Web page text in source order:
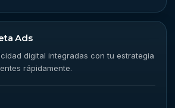
Ads
digital integradas con tu estrategia
rápidamente.